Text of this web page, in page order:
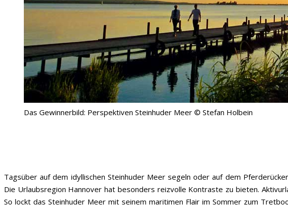
Das Gewinnerbild: Perspektiven Steinhuder Meer © Stefan Holbein
Tagsüber auf dem idyllischen Steinhuder Meer segeln oder auf dem
Die Urlaubsregion Hannover hat besonders reizvolle Kontraste zu bieten.
So lockt das Steinhuder Meer mit seinem maritimen Flair im Sommer zum